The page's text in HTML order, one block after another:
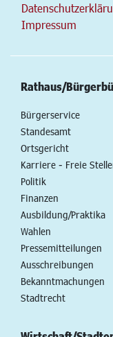
Impressum
Rathaus/
Bürgerservice
Standesamt
Ortsgericht
Karriere - Freie
Politik
Finanzen
Ausbildung/Praktika
Wahlen
Pressemitteilungen
Ausschreibungen
Bekanntmachungen
Stadtrecht